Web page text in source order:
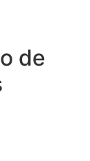
de